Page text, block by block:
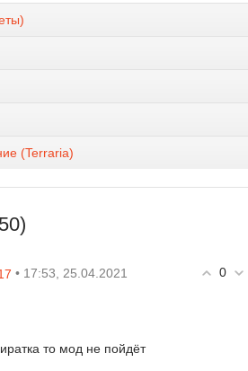
(Terraria)
0
• 17:53, 25.04.2021
то мод не пойдёт